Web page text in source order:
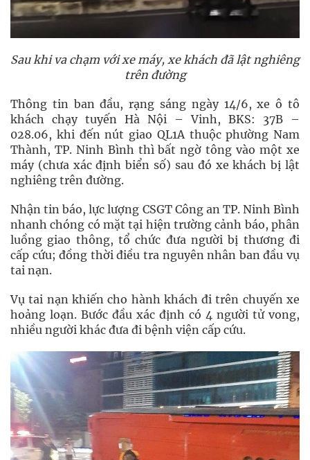
Sau khi va chạm với xe máy, xe khách đã lật nghiêng
trên đường
Thông tin ban đầu, rạng sáng ngày 14/6, xe ô tô
khách chạy tuyến Hà Nội – Vinh, BKS: 37B –
028.06, khi đến nút giao QL1A thuộc phường Nam
Thành, TP. Ninh Bình thì bất ngờ tông vào một xe
máy (chưa xác định biển số) sau đó xe khách bị lật
nghiêng trên đường.
Nhận tin báo, lực lượng CSGT Công an TP. Ninh Bình
nhanh chóng có mặt tại hiện trường cảnh báo, phân
luồng giao thông, tổ chức đưa người bị thương đi
cấp cứu; đồng thời điều tra nguyên nhân ban đầu vụ
tai nạn.
Vụ tai nạn khiến cho hành khách đi trên chuyến xe
hoảng loạn. Bước đầu xác định có 4 người tử vong,
nhiều người khác đưa đi bệnh viện cấp cứu.